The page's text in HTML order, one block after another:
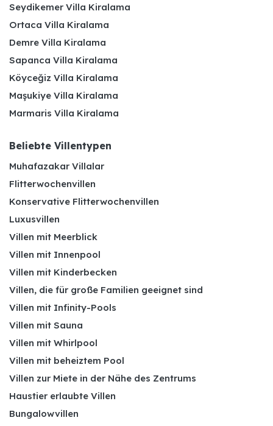
Seydikemer Villa Kiralama
Ortaca Villa Kiralama
Demre Villa Kiralama
Sapanca Villa Kiralama
Köyceğiz Villa Kiralama
Maşukiye Villa Kiralama
Marmaris Villa Kiralama
Beliebte Villentypen
Muhafazakar Villalar
Flitterwochenvillen
Konservative Flitterwochenvillen
Luxusvillen
Villen mit Meerblick
Villen mit Innenpool
Villen mit Kinderbecken
Villen, die für große Familien geeignet sind
Villen mit Infinity-Pools
Villen mit Sauna
Villen mit Whirlpool
Villen mit beheiztem Pool
Villen zur Miete in der Nähe des Zentrums
Haustier erlaubte Villen
Bungalowvillen